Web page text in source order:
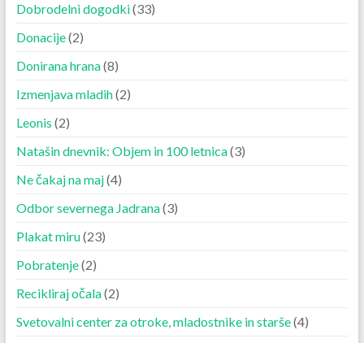
Dobrodelni dogodki(33)
Donacije(2)
Donirana hrana(8)
Izmenjava mladih(2)
Leonis (2)
Natašin dnevnik: Objem in 100 letnica(3)
Ne čakaj na maj(4)
Odbor severnega Jadrana(3)
Plakat miru(23)
Pobratenje(2)
Recikliraj očala(2)
Svetovalni center za otroke, mladostnike in starše(4)